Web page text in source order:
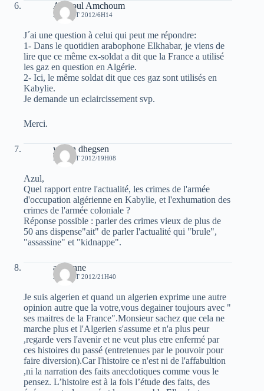
Aghioul Amchoum
21 AOÛT 2012/6H14
J´ai une question à celui qui peut me répondre:
1- Dans le quotidien arabophone Elkhabar, je viens de
lire que ce même ex-soldat a dit que la France a utilisé
les gaz en question en Algérie.
2- Ici, le même soldat dit que ces gaz sont utilisés en
Kabylie.
Je demande un eclaircissement svp.
Merci.
yiwen dhegsen
21 AOÛT 2012/19H08
Azul,
Quel rapport entre l'actualité, les crimes de l'armée
d'occupation algérienne en Kabylie, et l'exhumation des
crimes de l'armée coloniale ?
Réponse possible : parler des crimes vieux de plus de
50 ans dispense"ait" de parler l'actualité qui "brule",
"assassine" et "kidnappe".
avicenne
29 AOÛT 2012/21H40
Je suis algerien et quand un algerien exprime une autre
opinion autre que la votre,vous degainer toujours avec "
ses maitres de la France".Monsieur sachez que cela ne
marche plus et l'Algerien s'assume et n'a plus peur
,regarde vers l'avenir et ne veut plus etre enfermé par
ces histoires du passé (entretenues par le pouvoir pour
faire diversion).Car l'histoire ce n'est ni de l'affabultion
,ni la narration des faits anecdotiques comme vous le
pensez. L’histoire est à la fois l’étude des faits, des